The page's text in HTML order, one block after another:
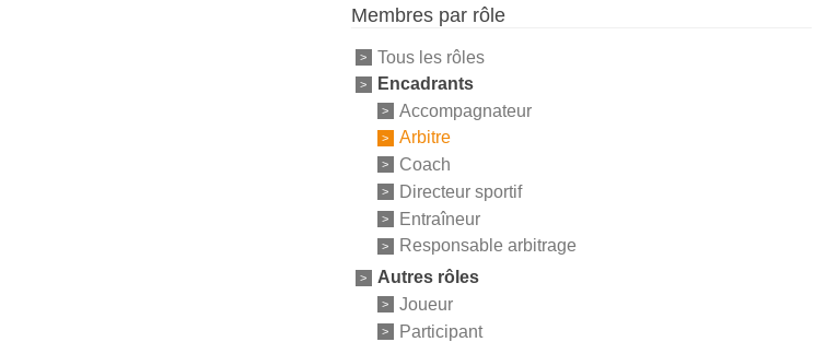
Membres par rôle
Tous les rôles
Encadrants
Accompagnateur
Arbitre
Coach
Directeur sportif
Entraîneur
Responsable arbitrage
Autres rôles
Joueur
Participant